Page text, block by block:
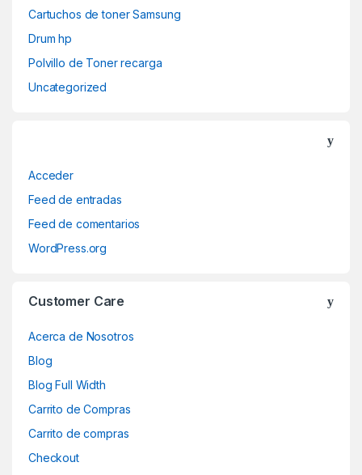
Cartuchos de toner Samsung
Drum hp
Polvillo de Toner recarga
Uncategorized
Acceder
Feed de entradas
Feed de comentarios
WordPress.org
Customer Care
Acerca de Nosotros
Blog
Blog Full Width
Carrito de Compras
Carrito de compras
Checkout